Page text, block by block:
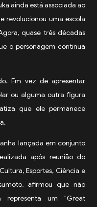
ainda está associada ao
revolucionou uma escola
quase três décadas
o personagem continua
Em vez de apresentar
ou alguma outra figura
que ele permanece
lançada em conjunto
após reunião do
Esportes, Ciência e
afirmou que não
representa um "Great